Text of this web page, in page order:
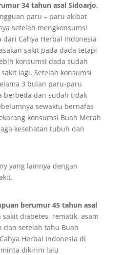
34 tahun asal Sidoarjo,
paru – paru akibat
setelah mengkonsumsi
dari Cahya Herbal Indonesia
sakit pada dada tetapi
konsumsi dada sudah
lagi. Setelah konsumsi
3 bulan paru-paru
berbeda dan sudah tidak
sewaktu bernafas
konsumsi Buah Merah
kesehatan tubuh dan
yang lainnya dengan
berumur 45 tahun asal
sakit diabetes, rematik, asam
dan setelah tahu Buah
Herbal Indonesia di
dikirim lalu